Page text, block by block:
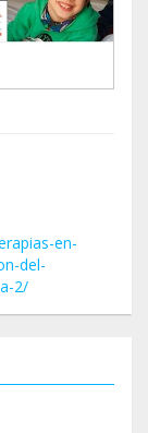
en-
del-
2/